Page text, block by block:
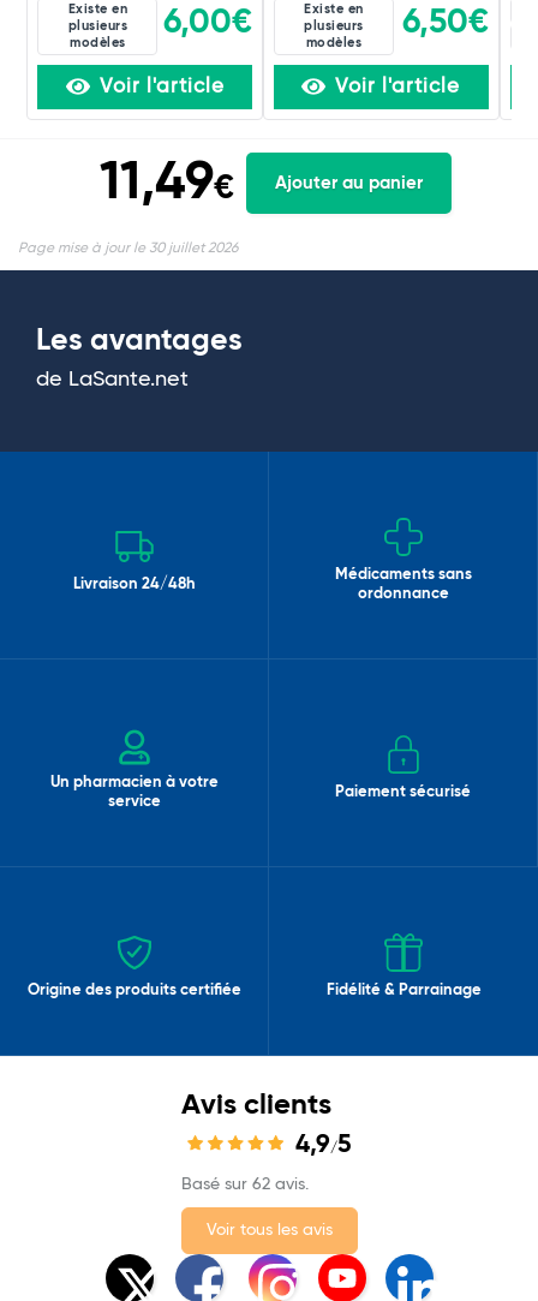
Existe en
plusieurs
modèles
6,00€
Voir l'article
Existe en
plusieurs
modèles
6,50€
Voir l'article
11,49€ Ajouter au panier
Page mise à jour le 30 juillet 2026
Les avantages
de LaSante.net
Livraison 24/48h
Médicaments sans
ordonnance
Un pharmacien à votre
service
Paiement sécurisé
Origine des produits certifiée Fidélité & Parrainage
Avis clients
4,9/5
Basé sur 62 avis.
Voir tous les avis